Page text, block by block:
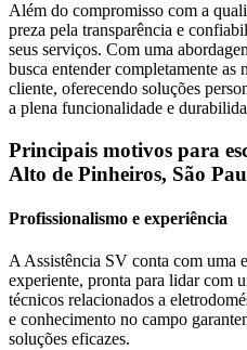
Além do compromisso com a
preza pela transparência e
seus serviços. Com uma
busca entender completamente as
cliente, oferecendo soluções
a plena funcionalidade e
Principais motivos para
Alto de Pinheiros, São
Profissionalismo e experiência
A Assistência SV conta com uma
experiente, pronta para lidar com
técnicos relacionados a
e conhecimento no campo
soluções eficazes.